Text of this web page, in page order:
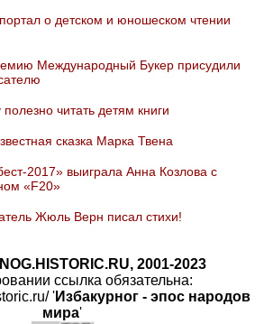
о детском и юношеском чтении
Международный Букер присудили
читать детям книги
сказка Марка Твена
2017» выиграла Анна Козлова с
«F20»
Жюль Верн писал стихи!
2001-2023
ссылка обязательна:
'Избакурног - эпос народов
мира'